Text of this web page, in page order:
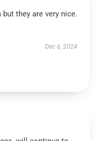
they are very nice.
Dec 6, 2024